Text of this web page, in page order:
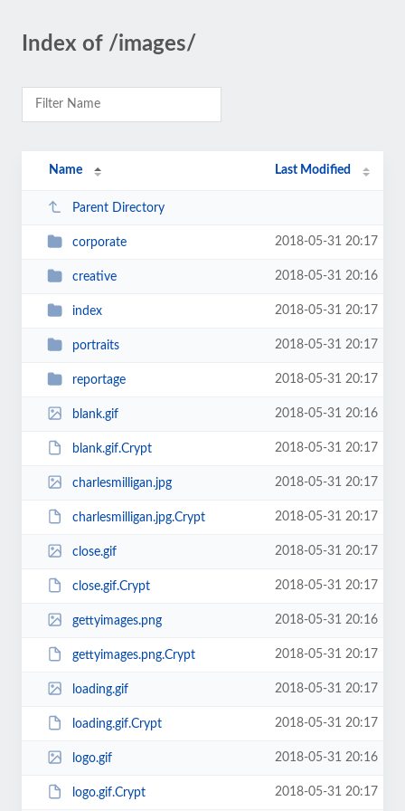
Index of /images/
Name Last Modified
Parent Directory
corporate 2018-05-31 20:17
creative 2018-05-31 20:16
index 2018-05-31 20:17
portraits 2018-05-31 20:17
reportage 2018-05-31 20:17
blank.gif 2018-05-31 20:16
blank.gif.Crypt 2018-05-31 20:17
charlesmilligan.jpg 2018-05-31 20:17
charlesmilligan.jpg.Crypt 2018-05-31 20:17
close.gif 2018-05-31 20:17
close.gif.Crypt 2018-05-31 20:17
gettyimages.png 2018-05-31 20:16
gettyimages.png.Crypt 2018-05-31 20:17
loading.gif 2018-05-31 20:17
loading.gif.Crypt 2018-05-31 20:17
logo.gif 2018-05-31 20:16
logo.gif.Crypt 2018-05-31 20:17